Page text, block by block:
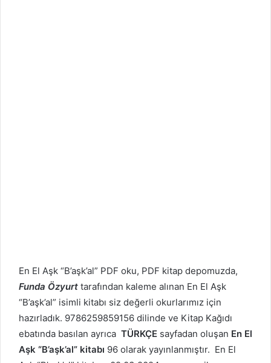
En El Aşk “B’aşk’al” PDF oku, PDF kitap depomuzda,
Funda Özyurt tarafından kaleme alınan En El Aşk
“B’aşk’al” isimli kitabı siz değerli okurlarımız için
hazırladık. 9786259859156 dilinde ve Kitap Kağıdı
ebatında basılan ayrıca TÜRKÇE sayfadan oluşan En El
Aşk “B’aşk’al” kitabı 96 olarak yayınlanmıştır. En El